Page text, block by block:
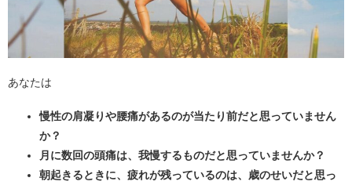
あなたは
慢性の肩凝りや腰痛があるのが当たり前だと思っていません
か？
月に数回の頭痛は、我慢するものだと思っていませんか？
朝起きるときに、疲れが残っているのは、歳のせいだと思っ